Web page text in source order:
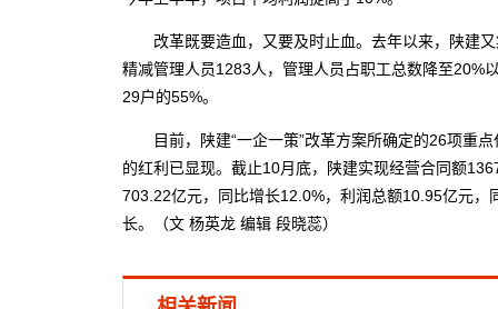
改革既要造血，又要及时止血。去年以来，陕建又
精减管理人员1283人，管理人员占职工总数降至20%
29户的55%。
目前，陕建“一企一策”改革方案所确定的26项重点
的红利已显现。截止10月底，陕建实现经营合同额
703.22亿元，同比增长12.0%，利润总额10.95亿元，
长。（文 杨英龙 编辑 段晓蕊）